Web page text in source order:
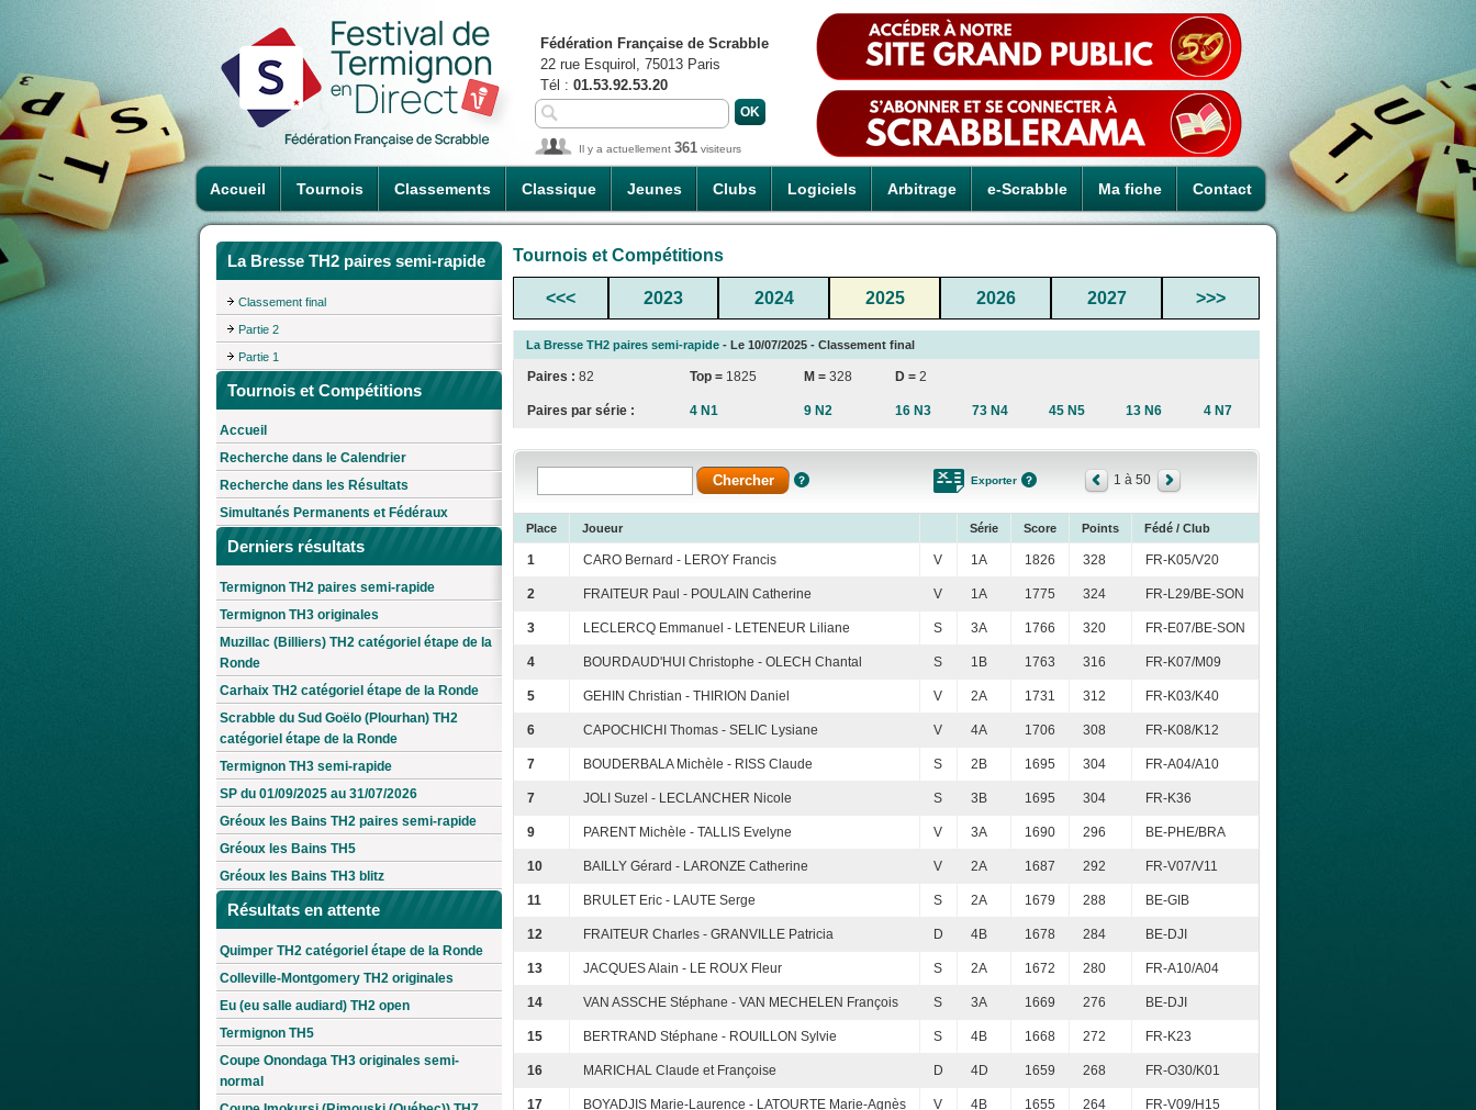
Accueil Tournois Classements Classique Jeunes Clubs Logiciels Arbitrage e-Scrabble Ma fiche Contact
Fédération Française de Scrabble
22 rue Esquirol, 75013 Paris
Tél : 01.53.92.53.20
Il y a actuellement 361 visiteurs
La Bresse TH2 paires semi-rapide
Classement final
Partie 2
Partie 1
Tournois et Compétitions
Accueil
Recherche dans le Calendrier
Recherche dans les Résultats
Simultanés Permanents et Fédéraux
Derniers résultats
Termignon TH2 paires semi-rapide
Termignon TH3 originales
Muzillac (Billiers) TH2 catégoriel étape de la
Ronde
Carhaix TH2 catégoriel étape de la Ronde
Scrabble du Sud Goëlo (Plourhan) TH2
catégoriel étape de la Ronde
Termignon TH3 semi-rapide
SP du 01/09/2025 au 31/07/2026
Gréoux les Bains TH2 paires semi-rapide
Gréoux les Bains TH5
Gréoux les Bains TH3 blitz
Résultats en attente
Quimper TH2 catégoriel étape de la Ronde
Colleville-Montgomery TH2 originales
Eu (eu salle audiard) TH2 open
Termignon TH5
Coupe Onondaga TH3 originales semi-
normal
Tournois et Compétitions
<<< 2023 2024 2025 2026 2027 >>>
La Bresse TH2 paires semi-rapide - Le 10/07/2025 - Classement final
Paires : 82 Top = 1825 M = 328 D = 2
Paires par série : 4 N1 9 N2 16 N3 73 N4 45 N5 13 N6 4 N7
Exporter 1 à 50
Place Joueur Série Score Points Fédé / Club
1 CARO Bernard - LEROY Francis V 1A 1826 328 FR-K05/V20
2 FRAITEUR Paul - POULAIN Catherine V 1A 1775 324 FR-L29/BE-SON
3 LECLERCQ Emmanuel - LETENEUR Liliane S 3A 1766 320 FR-E07/BE-SON
4 BOURDAUD'HUI Christophe - OLECH Chantal S 1B 1763 316 FR-K07/M09
5 GEHIN Christian - THIRION Daniel V 2A 1731 312 FR-K03/K40
6 CAPOCHICHI Thomas - SELIC Lysiane V 4A 1706 308 FR-K08/K12
7 BOUDERBALA Michèle - RISS Claude S 2B 1695 304 FR-A04/A10
7 JOLI Suzel - LECLANCHER Nicole S 3B 1695 304 FR-K36
9 PARENT Michèle - TALLIS Evelyne V 3A 1690 296 BE-PHE/BRA
10 BAILLY Gérard - LARONZE Catherine V 2A 1687 292 FR-V07/V11
11 BRULET Eric - LAUTE Serge S 2A 1679 288 BE-GIB
12 FRAITEUR Charles - GRANVILLE Patricia D 4B 1678 284 BE-DJI
13 JACQUES Alain - LE ROUX Fleur S 2A 1672 280 FR-A10/A04
14 VAN ASSCHE Stéphane - VAN MECHELEN François S 3A 1669 276 BE-DJI
15 BERTRAND Stéphane - ROUILLON Sylvie S 4B 1668 272 FR-K23
16 MARICHAL Claude et Françoise D 4D 1659 268 FR-O30/K01
17 BOYADJIS Marie-Laurence - LATOURTE Marie-Agnès V 4B 1655 264 FR-V09/H15